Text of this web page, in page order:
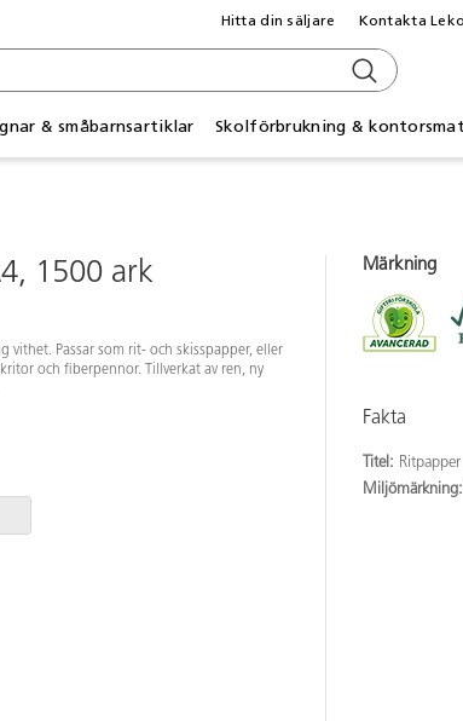
& småbarnsartiklar Skolförbrukning &
Hitta din säljare Kontakta
1500 ark
vithet. Passar som rit- och skisspapper, eller
och fiberpennor. Tillverkat av ren, ny
Märkning
Fakta
Titel:
Miljömärkning: